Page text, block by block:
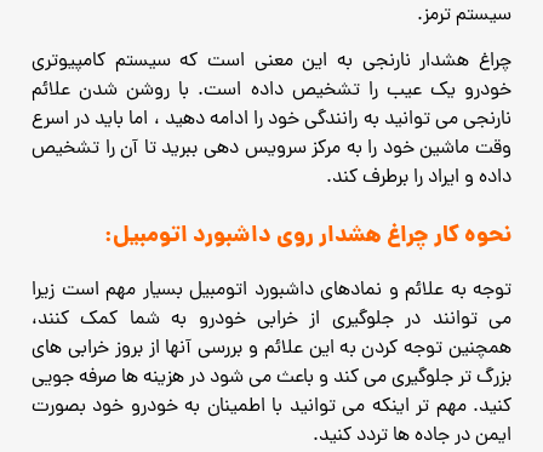
سیستم ترمز.
چراغ هشدار نارنجی به این معنی است که سیستم کامپیوتری
خودرو یک عیب را تشخیص داده است. با روشن شدن علائم
نارنجی می توانید به رانندگی خود را ادامه دهید ، اما باید در اسرع
وقت ماشین خود را به مرکز سرویس دهی ببرید تا آن را تشخیص
داده و ایراد را برطرف کند.
نحوه کار چراغ هشدار روی داشبورد اتومبیل:
توجه به علائم و نمادهای داشبورد اتومبیل بسیار مهم است زیرا
می توانند در جلوگیری از خرابی خودرو به شما کمک کنند،
همچنین توجه کردن به این علائم و بررسی آنها از بروز خرابی های
بزرگ تر جلوگیری می کند و باعث می شود در هزینه ها صرفه جویی
کنید. مهم تر اینکه می توانید با اطمینان به خودرو خود بصورت
ایمن در جاده ها تردد کنید.